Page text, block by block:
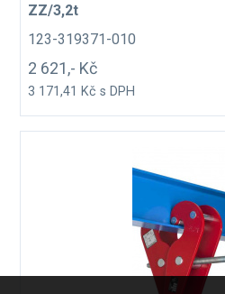
ZZ/3,2t
123-319371-010
2 621,- Kč
3 171,41 Kč s DPH